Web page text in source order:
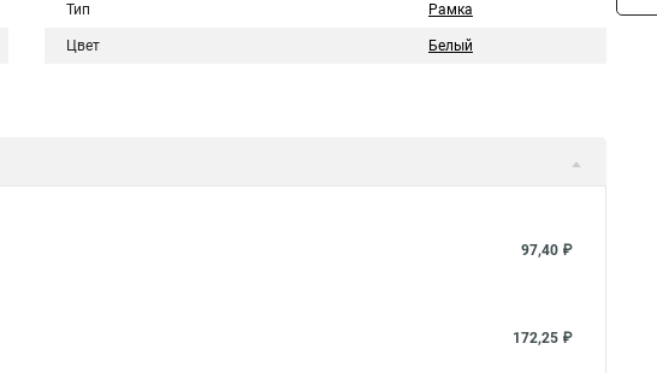
Тип Рамка
Цвет Белый
97,40 ₽
172,25 ₽